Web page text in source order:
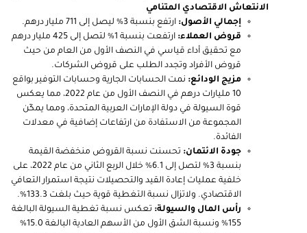
الانتعاش الاقتصادي المتنامي
إجمالي الأصول: ارتفع بنسبة 3% ليصل إلى 711 مليار درهم.
قروض العملاء:
ارتفعت بنسبة 1% لتصل إلى 425 مليار درهم
مع تحقيق أداء قياسي في النصف الأول من العام من حيث
قروض الأفراد وتجدد الطلب على قروض الشركات.
مزيج الودائع: نمت الحسابات الجارية وحسابات التوفير بواقع
10 مليارات درهم في النصف الأول من عام 2022، مما يعكس
قوة السيولة في دولة الإمارات العربية المتحدة، ومما يمكّن
المجموعة من الاستفادة من ارتفاعات إضافية في معدلات
الفائدة.
جودة الائتمان: تحسنت نسبة القروض منخفضة القيمة
بنسبة 3% لتصل إلى 6.1% خلال الربع الثاني من عام 2022، على
خلفية عمليات إعادة القيد والتحصيلات نتيجة استمرار التعافي
الاقتصادي. ولاتزال نسبة التغطية قوية حيث بلغت 133.3%.
رأس المال والسيولة: تعكس نسبة تغطية السيولة البالغة
155% ونسبة الشق الأول من الأسهم العادية البالغة 15.0%